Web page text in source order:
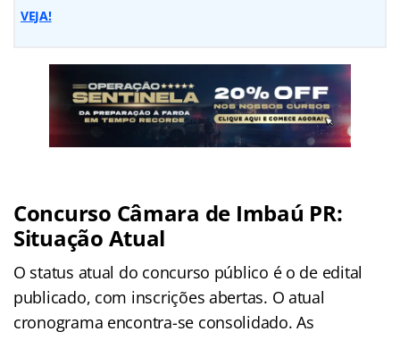
VEJA!
Concurso Câmara de Imbaú PR:
Situação Atual
O status atual do concurso público é o de edital
publicado, com inscrições abertas. O atual
cronograma encontra-se consolidado. As